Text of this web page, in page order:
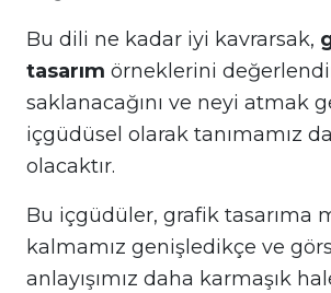
Bu dili ne kadar iyi kavrarsak,
tasarım örneklerini
saklanacağını ve neyi atmak
içgüdüsel olarak tanımamız
olacaktır.
Bu içgüdüler, grafik tasarıma
kalmamız genişledikçe ve
anlayışımız daha karmaşık